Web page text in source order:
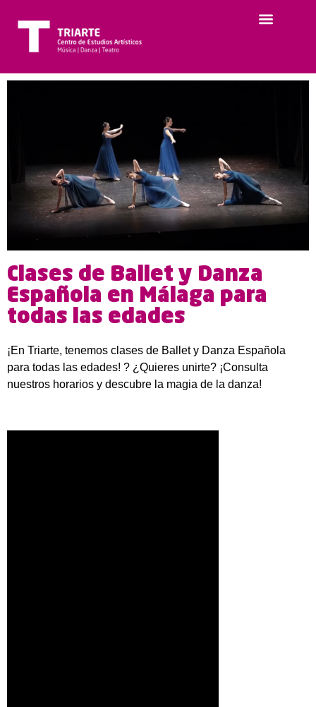
Clases de Ballet y Danza
Española en Málaga para
todas las edades
¡En Triarte, tenemos clases de Ballet y Danza Española
para todas las edades! ? ¿Quieres unirte? ¡Consulta
nuestros horarios y descubre la magia de la danza!